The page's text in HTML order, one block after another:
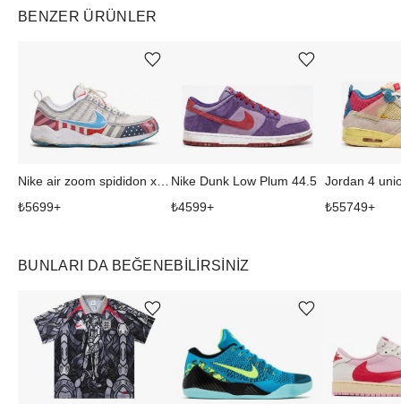
BENZER ÜRÜNLER
Nike air zoom spididon x aparra
₺5699+
Ürünü istek listesine ekle veya listeden çıkar
Nike Dunk Low Plum 44.5
₺4599+
Ürünü istek listesine ekle veya listeden çıkar
Jordan 4
₺55749+
BUNLARI DA BEĞENEBILIRSINIZ
Ürünü istek listesine ekle veya listeden çıkar Ürünü istek listesine ekle veya listeden çıkar